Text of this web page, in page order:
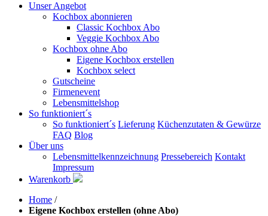
Unser Angebot
Kochbox abonnieren
Classic Kochbox Abo
Veggie Kochbox Abo
Kochbox ohne Abo
Eigene Kochbox erstellen
Kochbox select
Gutscheine
Firmenevent
Lebensmittelshop
So funktioniert´s
So funktioniert´s Lieferung Küchenzutaten & Gewürze
FAQ Blog
Über uns
Lebensmittelkennzeichnung Pressebereich Kontakt
Impressum
Warenkorb
Home /
Eigene Kochbox erstellen (ohne Abo)